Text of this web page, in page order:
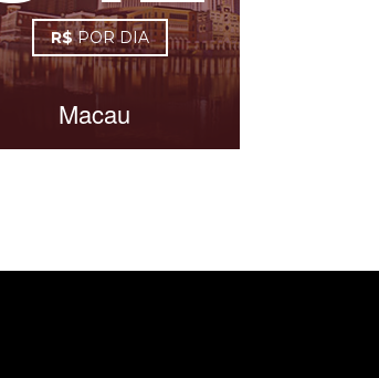
R$POR DIA
Macau